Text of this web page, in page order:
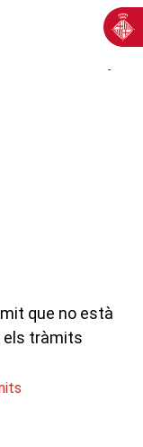
-
que no està
els tràmits